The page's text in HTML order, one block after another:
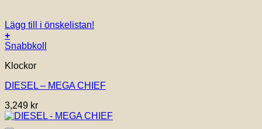
Lägg till i önskelistan!
+
Snabbkoll
Klockor
DIESEL – MEGA CHIEF
3,249 kr